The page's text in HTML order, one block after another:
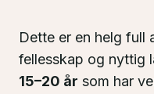
Dette er en helg full
fellesskap og nyttig
15–20 år som har